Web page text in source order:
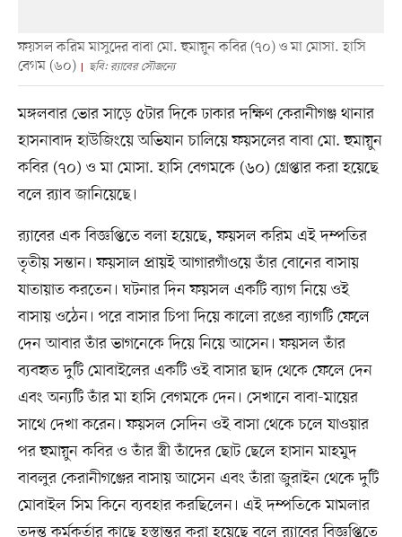
ফয়সল করিম মাসুদের বাবা মো. হুমায়ুন কবির (৭০) ও মা মোসা. হাসি
বেগম (৬০)
ছবি: র‌্যাবের সৌজন্যে
মঙ্গলবার ভোর সাড়ে ৫টার দিকে ঢাকার দক্ষিণ কেরানীগঞ্জ থানার
হাসনাবাদ হাউজিংয়ে অভিযান চালিয়ে ফয়সলের বাবা মো. হুমায়ুন
কবির (৭০) ও মা মোসা. হাসি বেগমকে (৬০) গ্রেপ্তার করা হয়েছে
বলে র‌্যাব জানিয়েছে।
র‌্যাবের এক বিজ্ঞপ্তিতে বলা হয়েছে, ফয়সল করিম এই দম্পতির
তৃতীয় সন্তান। ফয়সাল প্রায়ই আগারগাঁওয়ে তাঁর বোনের বাসায়
যাতায়াত করতেন। ঘটনার দিন ফয়সল একটি ব্যাগ নিয়ে ওই
বাসায় ওঠেন। পরে বাসার চিপা দিয়ে কালো রঙের ব্যাগটি ফেলে
দেন আবার তাঁর ভাগনেকে দিয়ে নিয়ে আসেন। ফয়সল তাঁর
ব্যবহৃত দুটি মোবাইলের একটি ওই বাসার ছাদ থেকে ফেলে দেন
এবং অন্যটি তাঁর মা হাসি বেগমকে দেন। সেখানে বাবা-মায়ের
সাথে দেখা করেন। ফয়সল সেদিন ওই বাসা থেকে চলে যাওয়ার
পর হুমায়ুন কবির ও তাঁর স্ত্রী তাঁদের ছোট ছেলে হাসান মাহমুদ
বাবলুর কেরানীগঞ্জের বাসায় আসেন এবং তাঁরা জুরাইন থেকে দুটি
মোবাইল সিম কিনে ব্যবহার করছিলেন। এই দম্পতিকে মামলার
তদন্ত কর্মকর্তার কাছে হস্তান্তর করা হয়েছে বলে র‌্যাবের বিজ্ঞপ্তিতে